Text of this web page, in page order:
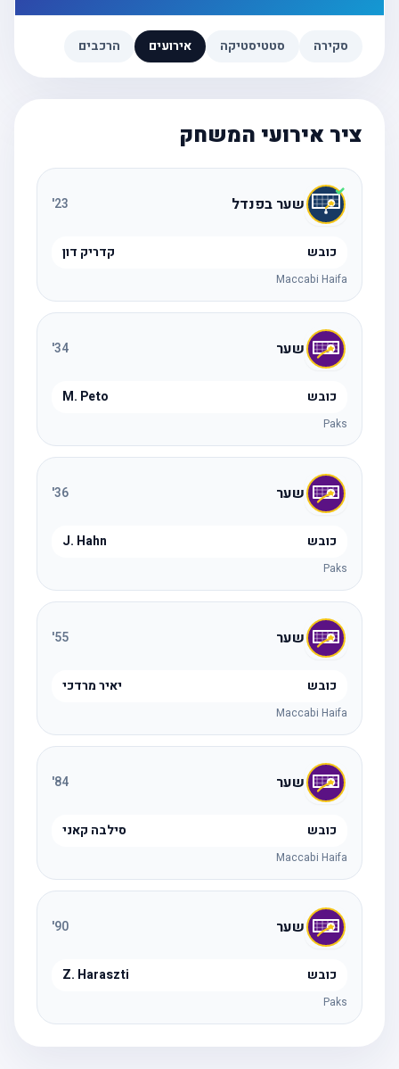
סקירה סטטיסטיקה אירועים הרכבים
ציר אירועי המשחק
שער בפנדל 23
'
כובש קדריק דון
Maccabi Haifa
שער 34
'
כובש M. Peto
Paks
שער 36
'
כובש J. Hahn
Paks
שער 55
'
כובש יאיר מרדכי
Maccabi Haifa
שער 84
'
כובש סילבה קאני
Maccabi Haifa
שער 90
'
כובש Z. Haraszti
Paks